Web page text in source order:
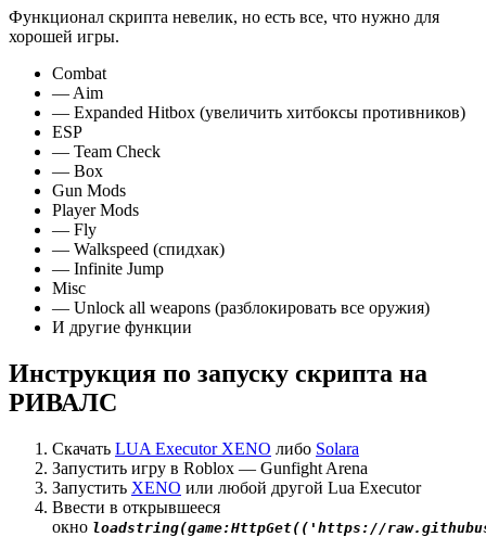
Функционал скрипта невелик, но есть все, что нужно для
хорошей игры.
Combat
— Aim
— Expanded Hitbox (увеличить хитбоксы противников)
ESP
— Team Check
— Box
Gun Mods
Player Mods
— Fly
— Walkspeed (спидхак)
— Infinite Jump
Misc
— Unlock all weapons (разблокировать все оружия)
И другие функции
Инструкция по запуску скрипта на
РИВАЛС
Скачать LUA Executor XENO либо Solara
Запустить игру в Roblox — Gunfight Arena
Запустить XENO или любой другой Lua Executor
Ввести в открывшееся
окно loadstring(game:HttpGet(('https://